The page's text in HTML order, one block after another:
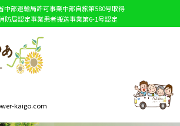
中部運輸局許可事業中部自旅第580号取得
防局認定事業患者搬送事業第6-1号認定
kaigo.com